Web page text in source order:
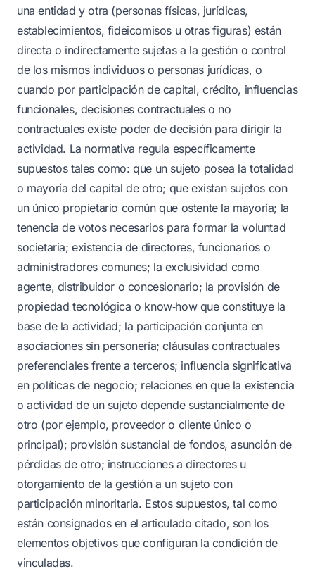
una entidad y otra (personas físicas, jurídicas,
establecimientos, fideicomisos u otras figuras) están
directa o indirectamente sujetas a la gestión o control
de los mismos individuos o personas jurídicas, o
cuando por participación de capital, crédito, influencias
funcionales, decisiones contractuales o no
contractuales existe poder de decisión para dirigir la
actividad. La normativa regula específicamente
supuestos tales como: que un sujeto posea la totalidad
o mayoría del capital de otro; que existan sujetos con
un único propietario común que ostente la mayoría; la
tenencia de votos necesarios para formar la voluntad
societaria; existencia de directores, funcionarios o
administradores comunes; la exclusividad como
agente, distribuidor o concesionario; la provisión de
propiedad tecnológica o know‑how que constituye la
base de la actividad; la participación conjunta en
asociaciones sin personería; cláusulas contractuales
preferenciales frente a terceros; influencia significativa
en políticas de negocio; relaciones en que la existencia
o actividad de un sujeto depende sustancialmente de
otro (por ejemplo, proveedor o cliente único o
principal); provisión sustancial de fondos, asunción de
pérdidas de otro; instrucciones a directores u
otorgamiento de la gestión a un sujeto con
participación minoritaria. Estos supuestos, tal como
están consignados en el articulado citado, son los
elementos objetivos que configuran la condición de
vinculadas.